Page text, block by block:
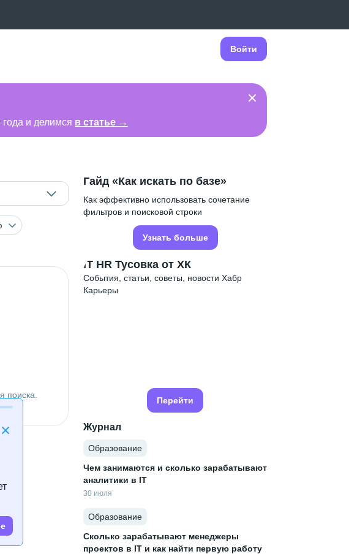
Войти
и делимся в статье →
поиска.
Гайд «Как искать по базе»
Как эффективно использовать сочетание
фильтров и поисковой строки
Узнать больше
IT HR Тусовка от ХК
События, статьи, советы, новости Хабр
Карьеры
Перейти
Журнал
Образование
Чем занимаются и сколько зарабатывают
аналитики в IT
30 июля
Образование
Сколько зарабатывают менеджеры
проектов в IT и как найти первую работу